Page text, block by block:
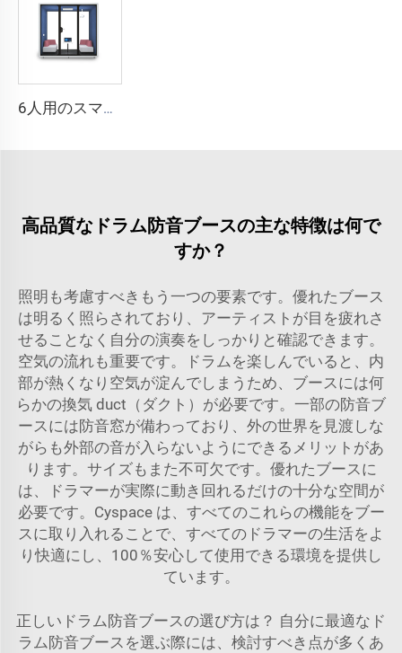
6人用のスマートで防音性の高いブース - Cyspace Y PROシリーズ
高品質なドラム防音ブースの主な特徴は何で
すか？
照明も考慮すべきもう一つの要素です。優れたブース
は明るく照らされており、アーティストが目を疲れさ
せることなく自分の演奏をしっかりと確認できます。
空気の流れも重要です。ドラムを楽しんでいると、内
部が熱くなり空気が淀んでしまうため、ブースには何
らかの換気 duct（ダクト）が必要です。一部の防音ブ
ースには防音窓が備わっており、外の世界を見渡しな
がらも外部の音が入らないようにできるメリットがあ
ります。サイズもまた不可欠です。優れたブースに
は、ドラマーが実際に動き回れるだけの十分な空間が
必要です。Cyspace は、すべてのこれらの機能をブー
スに取り入れることで、すべてのドラマーの生活をよ
り快適にし、100％安心して使用できる環境を提供し
ています。
正しいドラム防音ブースの選び方は？ 自分に最適なド
ラム防音ブースを選ぶ際には、検討すべき点が多くあ